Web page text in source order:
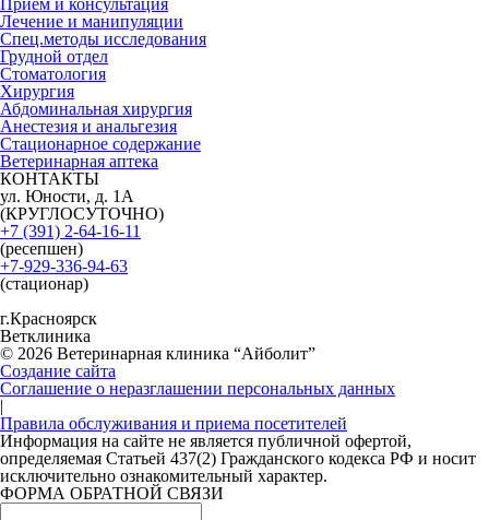
Прием и консультация
Лечение и манипуляции
Спец.методы исследования
Грудной отдел
Стоматология
Хирургия
Абдоминальная хирургия
Анестезия и анальгезия
Стационарное содержание
Ветеринарная аптека
КОНТАКТЫ
ул. Юности, д. 1А
(КРУГЛОСУТОЧНО)
+7 (391) 2-64-16-11
(ресепшен)
+7-929-336-94-63
(стационар)
г.Красноярск
Ветклиника
© 2026 Ветеринарная клиника “Айболит”
Создание сайта
Соглашение о неразглашении персональных данных
|
Правила обслуживания и приема посетителей
Информация на сайте не является публичной офертой,
определяемая Статьей 437(2) Гражданского кодекса РФ и носит
исключительно ознакомительный характер.
ФОРМА ОБРАТНОЙ СВЯЗИ